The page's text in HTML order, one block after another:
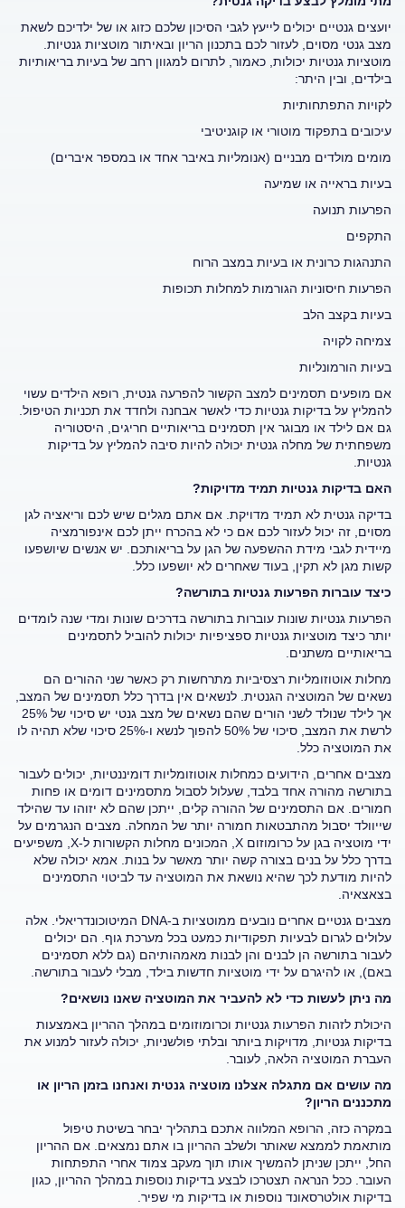
יועצים גנטיים יכולים לייעץ לגבי הסיכון שלכם כזוג או של ילדיכם לשאת
מצב גנטי מסוים, לעזור לכם בתכנון הריון ובאיתור מוטציות גנטיות.
מוטציות גנטיות יכולות, כאמור, לתרום למגוון רחב של בעיות בריאותיות
בילדים, ובין היתר:
לקויות התפתחותיות
עיכובים בתפקוד מוטורי או קוגניטיבי
מומים מולדים מבניים (אנומליות באיבר אחד או במספר איברים)
בעיות בראייה או שמיעה
הפרעות תנועה
התקפים
התנהגות כרונית או בעיות במצב הרוח
הפרעות חיסוניות הגורמות למחלות תכופות
בעיות בקצב הלב
צמיחה לקויה
בעיות הורמונליות
אם מופעים תסמינים למצב הקשור להפרעה גנטית, רופא הילדים עשוי
להמליץ על בדיקות גנטיות כדי לאשר אבחנה ולחדד את תכניות הטיפול.
גם אם לילד או מבוגר אין תסמינים בריאותיים חריגים, היסטוריה
משפחתית של מחלה גנטית יכולה להיות סיבה להמליץ על בדיקות
גנטיות.
האם בדיקות גנטיות תמיד מדויקות?
בדיקה גנטית לא תמיד מדויקת. אם אתם מגלים שיש לכם וריאציה לגן
מסוים, זה יכול לעזור לכם אם כי לא בהכרח ייתן לכם אינפורמציה
מיידית לגבי מידת ההשפעה של הגן על בריאותכם. יש אנשים שיושפעו
קשות מגן לא תקין, בעוד שאחרים לא יושפעו כלל.
כיצד עוברות הפרעות גנטיות בתורשה?
הפרעות גנטיות שונות עוברות בתורשה בדרכים שונות ומדי שנה לומדים
יותר כיצד מוטציות גנטיות ספציפיות יכולות להוביל לתסמינים
בריאותיים משתנים.
מחלות אוטוזומליות רצסיביות מתרחשות רק כאשר שני ההורים הם
נשאים של המוטציה הגנטית. לנשאים אין בדרך כלל תסמינים של המצב,
אך לילד שנולד לשני הורים שהם נשאים של מצב גנטי יש סיכוי של 25%
לרשת את המצב, סיכוי של 50% להפוך לנשא ו-25% סיכוי שלא תהיה לו
את המוטציה כלל.
מצבים אחרים, הידועים כמחלות אוטוזומליות דומיננטיות, יכולים לעבור
בתורשה מהורה אחד בלבד, שעלול לסבול מתסמינים דומים או פחות
חמורים. אם התסמינים של ההורה קלים, ייתכן שהם לא יזוהו עד שהילד
שייוולד יסבול מהתבטאות חמורה יותר של המחלה. מצבים הנגרמים על
ידי מוטציה בגן על כרומוזום X, המכונים מחלות הקשורות ל-X, משפיעים
בדרך כלל על בנים בצורה קשה יותר מאשר על בנות. אמא יכולה שלא
להיות מודעת לכך שהיא נושאת את המוטציה עד לביטוי התסמינים
בצאצאיה.
מצבים גנטיים אחרים נובעים ממוטציות ב-DNA המיטוכונדריאלי. אלה
עלולים לגרום לבעיות תפקודיות כמעט בכל מערכת גוף. הם יכולים
לעבור בתורשה הן לבנים והן לבנות מאמהותיהם (גם ללא תסמינים
באם), או להיגרם על ידי מוטציות חדשות בילד, מבלי לעבור בתורשה.
מה ניתן לעשות כדי לא להעביר את המוטציה שאנו נושאים?
היכולת לזהות הפרעות גנטיות וכרומוזומים במהלך ההריון באמצעות
בדיקות גנטיות, מדויקות ביותר ובלתי פולשניות, יכולה לעזור למנוע את
העברת המוטציה הלאה, לעובר.
מה עושים אם מתגלה אצלנו מוטציה גנטית ואנחנו בזמן הריון או
מתכננים הריון?
במקרה כזה, הרופא המלווה אתכם בתהליך יבחר בשיטת טיפול
מותאמת לממצא שאותר ולשלב ההריון בו אתם נמצאים. אם ההריון
החל, ייתכן שניתן להמשיך אותו תוך מעקב צמוד אחרי התפתחות
העובר. ככל הנראה תצטרכו לבצע בדיקות נוספות במהלך ההריון, כגון
בדיקות אולטרסאונד נוספות או בדיקות מי שפיר.